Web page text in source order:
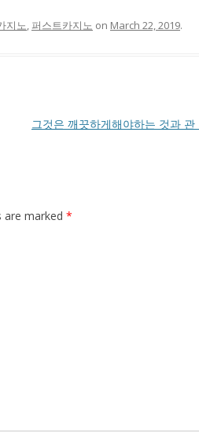
지노,퍼스트카지노 on March 22, 2019.
그것은 깨끗하게해야하는 것과 관
are marked *